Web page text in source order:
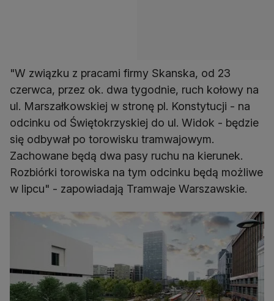
"W związku z pracami firmy Skanska, od 23
czerwca, przez ok. dwa tygodnie, ruch kołowy na
ul. Marszałkowskiej w stronę pl. Konstytucji - na
odcinku od Świętokrzyskiej do ul. Widok - będzie
się odbywał po torowisku tramwajowym.
Zachowane będą dwa pasy ruchu na kierunek.
Rozbiórki torowiska na tym odcinku będą możliwe
w lipcu" - zapowiadają Tramwaje Warszawskie.